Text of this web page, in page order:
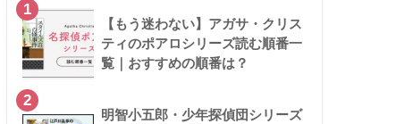
1
【もう迷わない】アガサ・クリス
ティのポアロシリーズ読む順番一
覧｜おすすめの順番は？
2
明智小五郎・少年探偵団シリーズ